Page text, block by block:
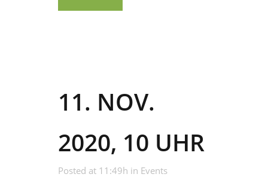
11. NOV.
2020, 10 UHR
Posted at 11:49h in Events